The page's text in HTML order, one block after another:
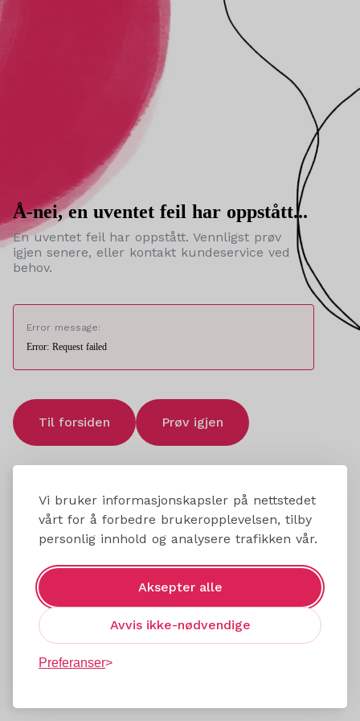
Vi bruker informasjonskapsler på nettstedet
vårt for å forbedre brukeropplevelsen, tilby
personlig innhold og analysere trafikken vår.
Aksepter alle
Avvis ikke-nødvendige
Preferanser
Å-nei, en uventet feil har oppstått...
En uventet feil har oppstått. Vennligst prøv
igjen senere, eller kontakt kundeservice ved
behov.
Error message:
Error: Request failed
Til forsiden Prøv igjen